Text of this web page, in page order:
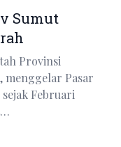
Sumut
Provinsi
menggelar Pasar
Februari